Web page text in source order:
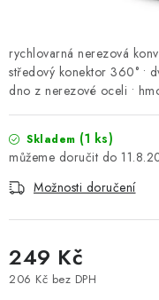
ARTHAS MAGAZÍN
O
rychlovarná nerezová
středový konektor 360° •
dno z nerezové oceli •
Skladem (1 ks)
Možnosti doručení
249 Kč
206 Kč bez DPH